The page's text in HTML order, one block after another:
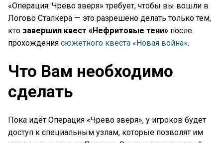
«Операция: Чрево зверя» требует, чтобы вы вошли в
Логово Сталкера — это разрешено делать только тем,
кто завершил квест «Нефритовые тени» после
прохождения сюжетного квеста «Новая война».
Что Вам необходимо
сделать
Пока идёт Операция «Чрево зверя», у игроков будет
доступ к специальным узлам, которые позволят им